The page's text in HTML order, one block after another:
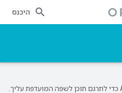
היכנס
‫Google משתמשת בטכנולוגיית AI כדי לתרגם תוכן לשפה המועדפת עליך.